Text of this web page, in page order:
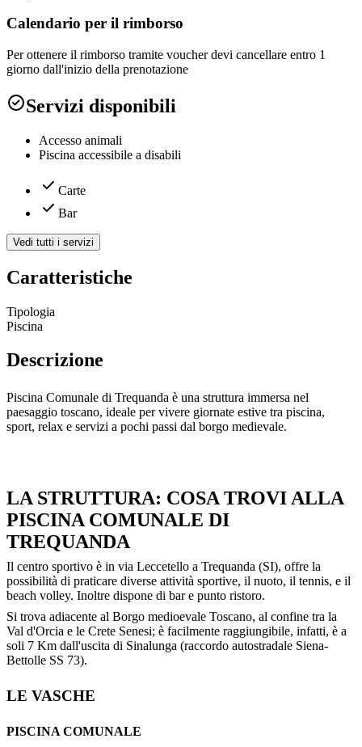
Calendario per il rimborso
Per ottenere il rimborso tramite voucher devi cancellare entro 1
giorno dall'inizio della prenotazione
Servizi disponibili
Accesso animali
Piscina accessibile a disabili
Carte
Bar
Vedi tutti i servizi
Caratteristiche
Tipologia
Piscina
Descrizione
Piscina Comunale di Trequanda è una struttura immersa nel
paesaggio toscano, ideale per vivere giornate estive tra piscina,
sport, relax e servizi a pochi passi dal borgo medievale.
LA STRUTTURA: COSA TROVI ALLA
PISCINA COMUNALE DI
TREQUANDA
Il centro sportivo è in via Leccetello a Trequanda (SI), offre la
possibilità di praticare diverse attività sportive, il nuoto, il tennis, e il
beach volley. Inoltre dispone di bar e punto ristoro.
Si trova adiacente al Borgo medioevale Toscano, al confine tra la
Val d'Orcia e le Crete Senesi; è facilmente raggiungibile, infatti, è a
soli 7 Km dall'uscita di Sinalunga (raccordo autostradale Siena-
Bettolle SS 73).
LE VASCHE
PISCINA COMUNALE